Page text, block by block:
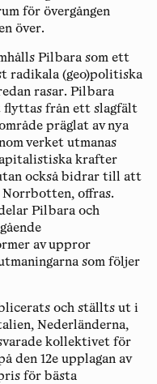
för övergången
över.
Pilbara som ett
radikala (geo)politiska
rasar. Pilbara
flyttas från ett slagfält
präglat av nya
verket utmanas
krafter
också bidrar till att
Norrbotten, offras.
Pilbara och
av uppror
som följer
och ställts ut i
Nederländerna,
kollektivet för
den 12e upplagan av
för bästa